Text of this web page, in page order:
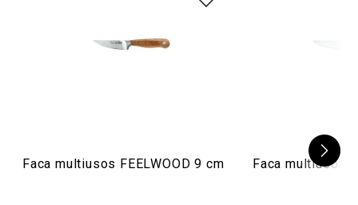
Faca multiusos FEELWOOD 9 cm Faca multiusos